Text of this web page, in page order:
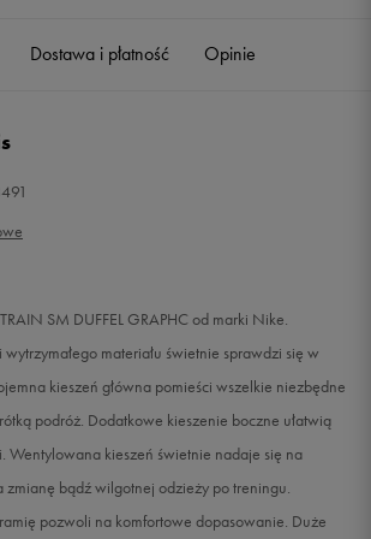
Dostawa i płatność Opinie
SM DUFFEL GRAPHC od marki Nike.
materiału świetnie sprawdzi się w
kieszeń główna pomieści wszelkie niezbędne
podróż. Dodatkowe kieszenie boczne ułatwią
Wentylowana kieszeń świetnie nadaje się na
zmianę bądź wilgotnej odzieży po treningu.
pozwoli na komfortowe dopasowanie. Duże